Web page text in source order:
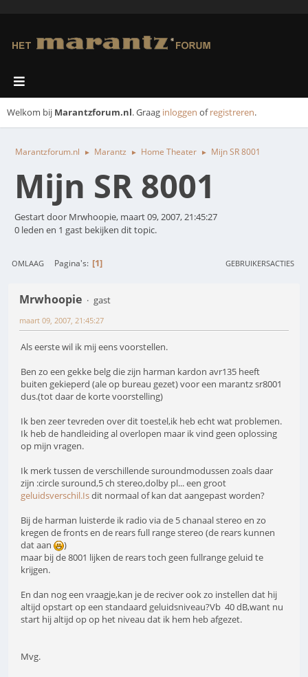
Welkom bij Marantzforum.nl. Graag inloggen ofregistreren.
Marantzforum.nl ► Marantz ► Home Theater ► Mijn SR 8001
Mijn SR 8001
Gestart door Mrwhoopie, maart 09, 2007, 21:45:27
0 leden en 1 gast bekijken dit topic.
OMLAAG Pagina's 1 GEBRUIKERSACTIES
Mrwhoopie gast
maart 09, 2007, 21:45:27
Als eerste wil ik mij eens voorstellen.
Ben zo een gekke belg die zijn harman kardon avr135 heeft
buiten gekieperd (ale op bureau gezet) voor een marantz sr8001
dus.(tot daar de korte voorstelling)
Ik ben zeer tevreden over dit toestel,ik heb echt wat problemen.
Ik heb de handleiding al overlopen maar ik vind geen oplossing
op mijn vragen.
Ik merk tussen de verschillende suroundmodussen zoals daar
zijn :circle suround,5 ch stereo,dolby pl... een groot
geluidsverschil.Isdit normaal of kan dat aangepast worden?
Bij de harman luisterde ik radio via de 5 chanaal stereo en zo
kregen de fronts en de rears full range stereo (de rears kunnen
dat aan
)
maar bij de 8001 lijken de rears toch geen fullrange geluid te
krijgen.
En dan nog een vraagje,kan je de reciver ook zo instellen dat hij
altijd opstart op een standaard geluidsniveau?Vb 40 dB,want nu
start hij altijd op op het niveau dat ik hem heb afgezet.
Mvg.